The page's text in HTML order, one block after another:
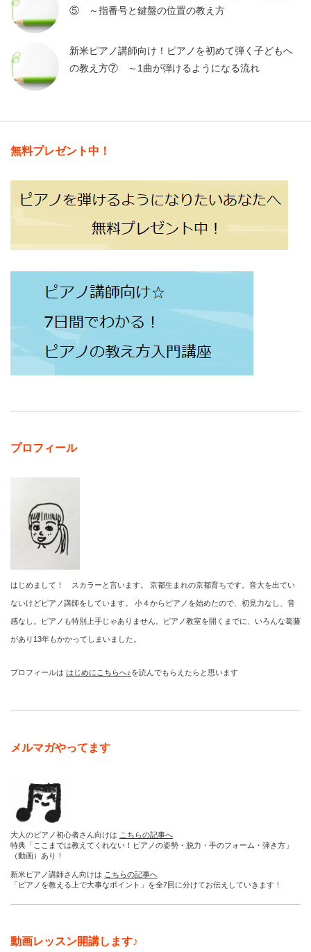
⑤ ～指番号と鍵盤の位置の教え方
新米ピアノ講師向け！ピアノを初めて弾く子どもへ
の教え方⑦ ～1曲が弾けるようになる流れ
無料プレゼント中！
プロフィール
はじめまして！ スカラーと言います。 京都生まれの京都育ちです。音大を出てい
ないけどピアノ講師をしています。 小４からピアノを始めたので、初見力なし、音
感なし。ピアノも特別上手じゃありません。ピアノ教室を開くまでに、いろんな葛藤
があり13年もかかってしまいました。
プロフィールは はじめにこちらへ♪を読んでもらえたらと思います
メルマガやってます
大人のピアノ初心者さん向けは こちらの記事へ
特典「ここまでは教えてくれない！ピアノの姿勢・脱力・手のフォーム・弾き方」
（動画）あり！
新米ピアノ講師さん向けは こちらの記事へ
「ピアノを教える上で大事なポイント」を全7回に分けてお伝えしていきます！
動画レッスン開講します♪